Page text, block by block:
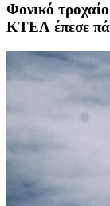
Φονικό
ΚΤΕΛ έπεσε